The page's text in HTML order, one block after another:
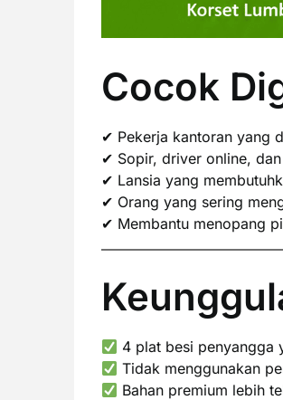
Cocok
✔ Pekerja kantoran yang
✔ Sopir, driver online,
✔ Lansia yang
✔ Orang yang sering
✔ Membantu menopang
4 plat besi penyangga
Tidak menggunakan
Bahan premium lebih